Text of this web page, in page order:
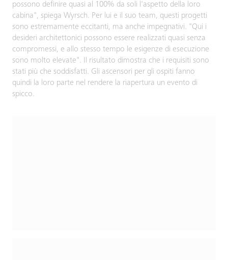
possono definire quasi al 100% da soli l'aspetto della loro
cabina", spiega Wyrsch. Per lui e il suo team, questi progetti
sono estremamente eccitanti, ma anche impegnativi. "Qui i
desideri architettonici possono essere realizzati quasi senza
compromessi, e allo stesso tempo le esigenze di esecuzione
sono molto elevate". Il risultato dimostra che i requisiti sono
stati più che soddisfatti. Gli ascensori per gli ospiti fanno
quindi la loro parte nel rendere la riapertura un evento di
spicco.